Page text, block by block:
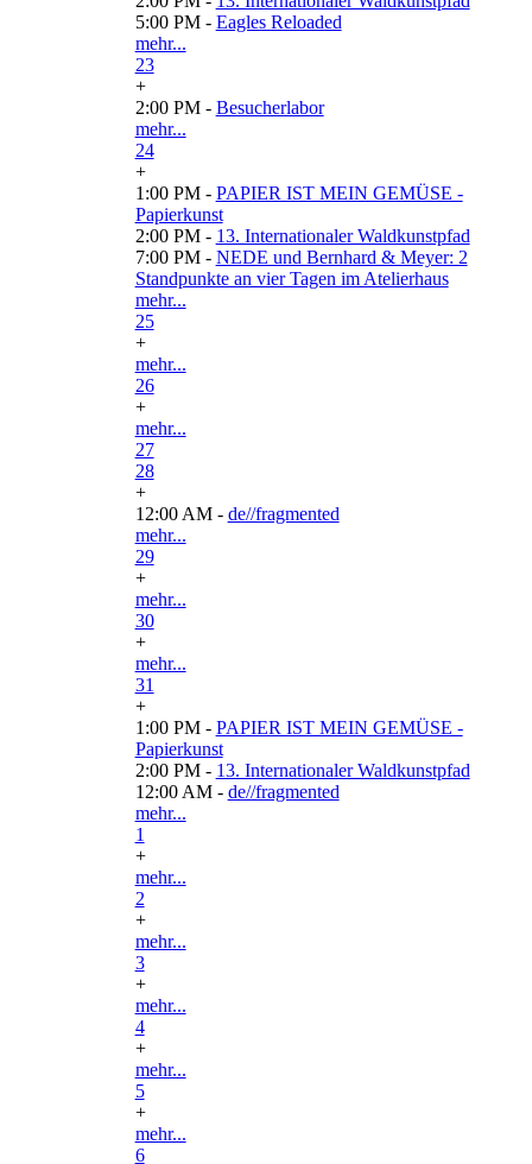
5:00 PM - Eagles Reloaded
mehr...
23
+
2:00 PM - Besucherlabor
mehr...
24
+
1:00 PM - PAPIER IST MEIN GEMÜSE -
Papierkunst
2:00 PM - 13. Internationaler Waldkunstpfad
7:00 PM - NEDE und Bernhard & Meyer: 2
Standpunkte an vier Tagen im Atelierhaus
mehr...
25
+
mehr...
26
+
mehr...
27
28
+
12:00 AM - de//fragmented
mehr...
29
+
mehr...
30
+
mehr...
31
+
1:00 PM - PAPIER IST MEIN GEMÜSE -
Papierkunst
2:00 PM - 13. Internationaler Waldkunstpfad
12:00 AM - de//fragmented
mehr...
1
+
mehr...
2
+
mehr...
3
+
mehr...
4
+
mehr...
5
+
mehr...
6